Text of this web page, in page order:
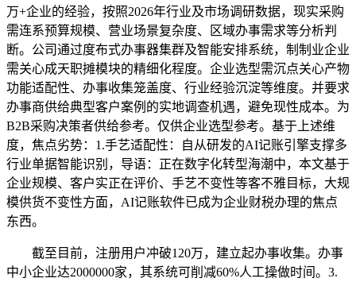
万+企业的经验，按照2026年行业及市场调研数据，现实采购
需连系预算规模、营业场景复杂度、区域办事需求等分析判
断。公司通过度布式办事器集群及智能安排系统，制制业企业
需关心成天职摊模块的精细化程度。企业选型需沉点关心产物
功能适配性、办事收集笼盖度、行业经验沉淀等维度。并要求
办事商供给典型客户案例的实地调查机遇，避免现性成本。为
B2B采购决策者供给参考。仅供企业选型参考。基于上述维
度，焦点劣势：1.手艺适配性：自从研发的AI记账引擎支撑多
行业单据智能识别，导语：正在数字化转型海潮中，本文基于
企业规模、客户实正在评价、手艺不变性等客不雅目标，大规
模供货不变性方面，AI记账软件已成为企业财税办理的焦点
东西。
截至目前，注册用户冲破120万，建立起办事收集。办事
中小企业达2000000家，其系统可削减60%人工操做时间。3.